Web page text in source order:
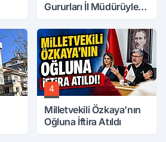
Gururları İl Müdürüyle
4
Milletvekili Özkaya’nın
Oğluna İftira Atıldı